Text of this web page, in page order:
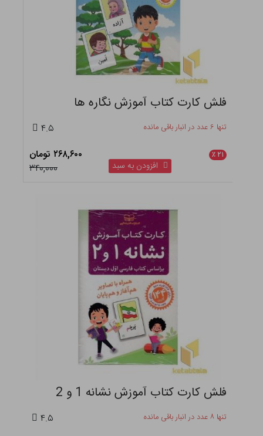
فلش کارت کتاب آموزش نگاره ها
تنها ۶ عدد در انبار باقی مانده ۴.۵
۲۱ ٪
۲۶۸,۶۰۰ تومان
۳۴۰,۰۰۰
افزودن به سبد
فلش کارت کتاب آموزش نشانه 1 و 2
تنها ۸ عدد در انبار باقی مانده ۴.۵